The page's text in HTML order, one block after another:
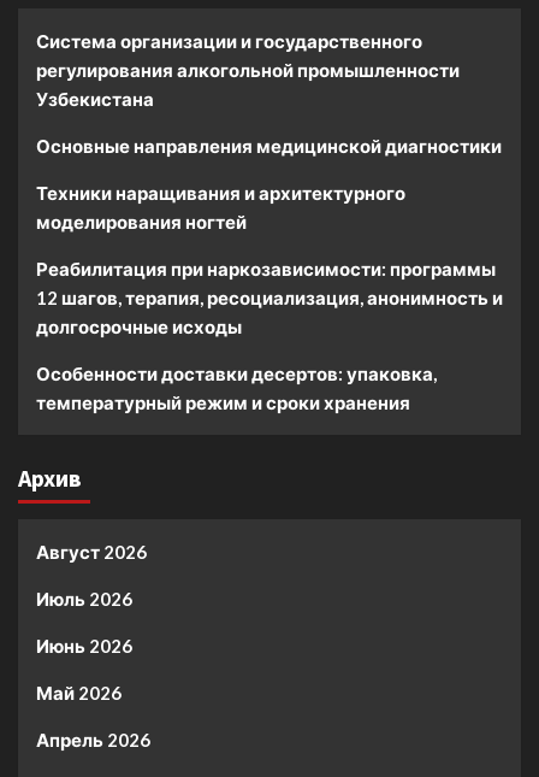
Система организации и государственного
регулирования алкогольной промышленности
Узбекистана
Основные направления медицинской диагностики
Техники наращивания и архитектурного
моделирования ногтей
Реабилитация при наркозависимости: программы
12 шагов, терапия, ресоциализация, анонимность и
долгосрочные исходы
Особенности доставки десертов: упаковка,
температурный режим и сроки хранения
Архив
Август 2026
Июль 2026
Июнь 2026
Май 2026
Апрель 2026